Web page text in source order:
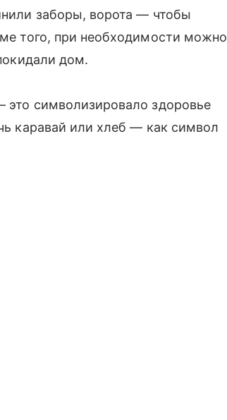
заборы, ворота — чтобы
того, при необходимости можно
дом.
символизировало здоровье
каравай или хлеб — как символ